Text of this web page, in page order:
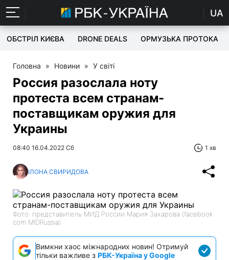
UA
ОБСТРІЛ КИЄВА DRONE DEALS ОРМУЗЬКА ПРОТОКА
Головна » Новини » У світі
Россия разослала ноту
протеста всем странам-
поставщикам оружия для
Украины
08:40 16.04.2022 Сб 1 хв
ІЛОНА СВИРИДОВА
Фото: представитель МИД России Мария Захарова (facebook
com MIDRussia)
Вимкни хаос міжнародних новин! Отримуй
тільки важливе з РБК-Україна у Google